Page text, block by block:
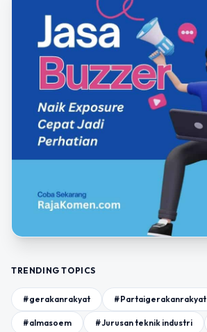
TRENDING TOPICS
#gerakanrakyat #Partaigerakanrakyat
#almasoem #Jurusan teknik industri